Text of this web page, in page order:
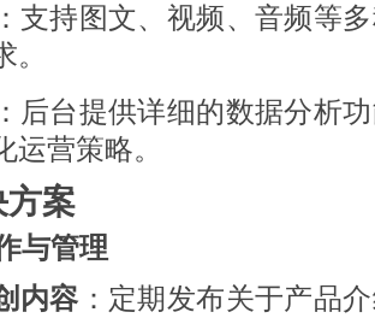
支持图文、视频、音频等
后台提供详细的数据分析
运营策略。
方案
与管理
内容 ：定期发布关于产品